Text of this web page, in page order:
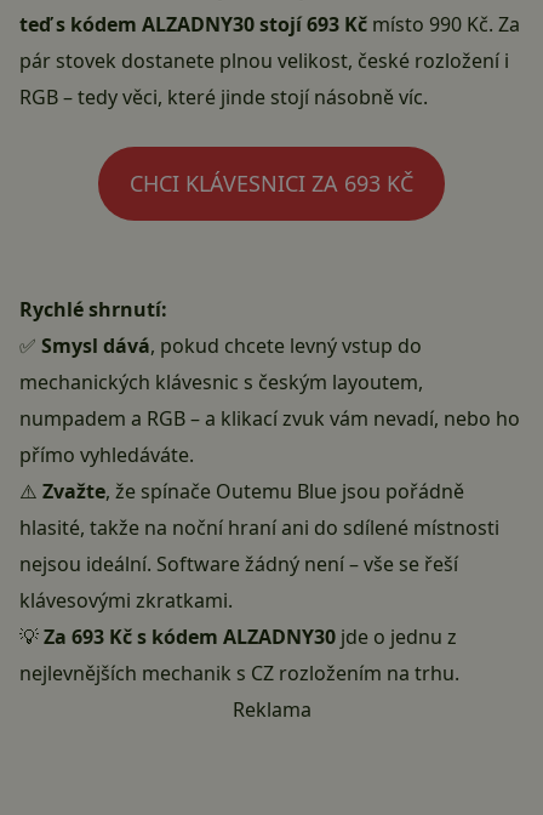
teď s kódem ALZADNY30 stojí 693 Kč místo 990 Kč. Za
pár stovek dostanete plnou velikost, české rozložení i
RGB – tedy věci, které jinde stojí násobně víc.
CHCI KLÁVESNICI ZA 693 KČ
Rychlé shrnutí:
✅ Smysl dává, pokud chcete levný vstup do
mechanických klávesnic s českým layoutem,
numpadem a RGB – a klikací zvuk vám nevadí, nebo ho
přímo vyhledáváte.
⚠️ Zvažte, že spínače Outemu Blue jsou pořádně
hlasité, takže na noční hraní ani do sdílené místnosti
nejsou ideální. Software žádný není – vše se řeší
klávesovými zkratkami.
💡Za 693 Kč s kódem ALZADNY30 jde o jednu z
nejlevnějších mechanik s CZ rozložením na trhu.
Reklama